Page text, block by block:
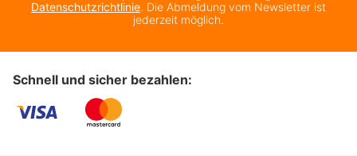
Datenschutzrichtlinie. Die Abmeldung vom Newsletter ist
jederzeit möglich.
Schnell und sicher bezahlen: